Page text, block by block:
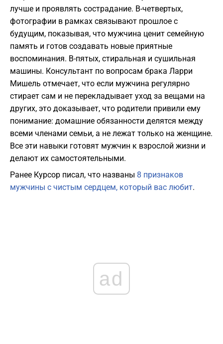
лучше и проявлять сострадание. В-четвертых,
фотографии в рамках связывают прошлое с
будущим, показывая, что мужчина ценит семейную
память и готов создавать новые приятные
воспоминания. В-пятых, стиральная и сушильная
машины. Консультант по вопросам брака Ларри
Мишель отмечает, что если мужчина регулярно
стирает сам и не перекладывает уход за вещами на
других, это доказывает, что родители привили ему
понимание: домашние обязанности делятся между
всеми членами семьи, а не лежат только на женщине.
Все эти навыки готовят мужчин к взрослой жизни и
делают их самостоятельными.
Ранее Курсор писал, что названы 8 признаков
мужчины с чистым сердцем, который вас любит.
ad